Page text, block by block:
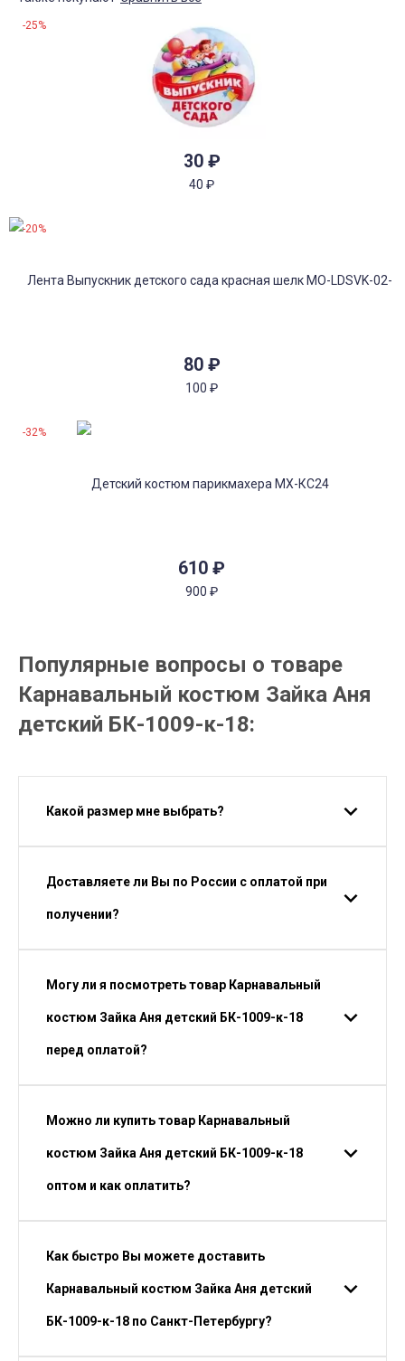
30 ₽
40 ₽
-25%
80 ₽
100 ₽
-20%
610 ₽
900 ₽
-32%
Популярные вопросы о товаре
Карнавальный костюм Зайка Аня
детский БК-1009-к-18:
Какой размер мне выбрать?
Доставляете ли Вы по России с оплатой при
получении?
Могу ли я посмотреть товар Карнавальный
костюм Зайка Аня детский БК-1009-к-18
перед оплатой?
Можно ли купить товар Карнавальный
костюм Зайка Аня детский БК-1009-к-18
оптом и как оплатить?
Как быстро Вы можете доставить
Карнавальный костюм Зайка Аня детский
БК-1009-к-18 по Санкт-Петербургу?